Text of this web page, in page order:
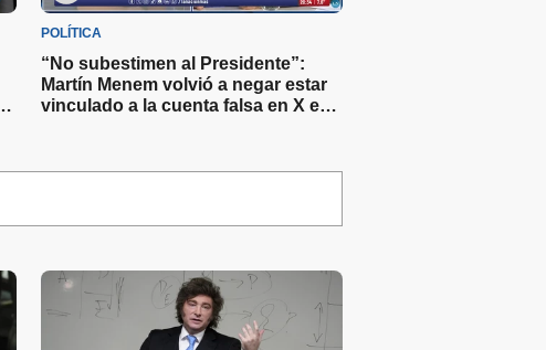
POLÍTICA
“No subestimen al Presidente”:
Martín Menem volvió a negar estar
vinculado a la cuenta falsa en X en